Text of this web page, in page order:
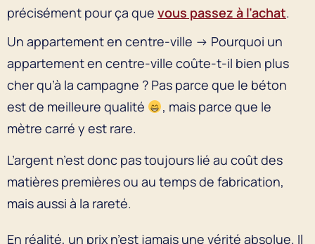
précisément pour ça que vous passez à l’achat.
Un appartement en centre-ville → Pourquoi un
appartement en centre-ville coûte-t-il bien plus
cher qu’à la campagne ? Pas parce que le béton
est de meilleure qualité
, mais parce que le
mètre carré y est rare.
L’argent n’est donc pas toujours lié au coût des
matières premières ou au temps de fabrication,
mais aussi à la rareté.
En réalité, un prix n’est jamais une vérité absolue. Il